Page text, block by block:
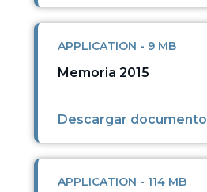
APPLICATION - 9 MB
Memoria 2015
Descargar documento
APPLICATION - 114 MB